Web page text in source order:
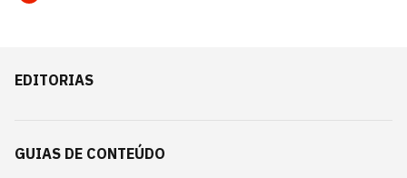
EDITORIAS
GUIAS DE CONTEÚDO